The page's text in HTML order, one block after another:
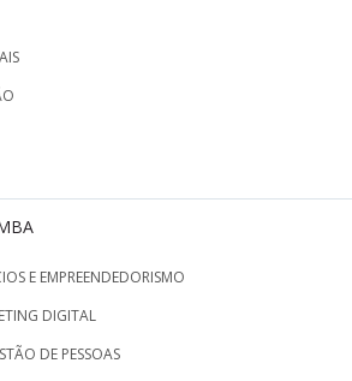
E EMPREENDEDORISMO
DIGITAL
DE PESSOAS